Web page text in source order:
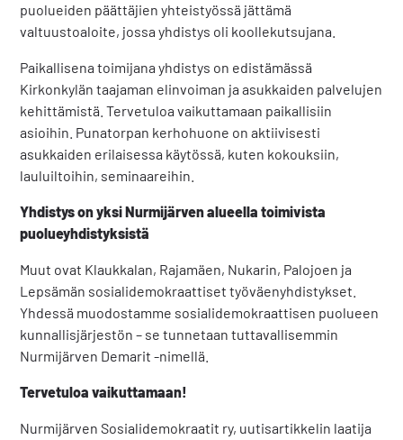
puolueiden päättäjien yhteistyössä jättämä
valtuustoaloite, jossa yhdistys oli koollekutsujana.
Paikallisena toimijana yhdistys on edistämässä
Kirkonkylän taajaman elinvoiman ja asukkaiden palvelujen
kehittämistä. Tervetuloa vaikuttamaan paikallisiin
asioihin. Punatorpan kerhohuone on aktiivisesti
asukkaiden erilaisessa käytössä, kuten kokouksiin,
lauluiltoihin, seminaareihin.
Yhdistys on yksi Nurmijärven alueella toimivista
puolueyhdistyksistä
Muut ovat Klaukkalan, Rajamäen, Nukarin, Palojoen ja
Lepsämän sosialidemokraattiset työväenyhdistykset.
Yhdessä muodostamme sosialidemokraattisen puolueen
kunnallisjärjestön – se tunnetaan tuttavallisemmin
Nurmijärven Demarit -nimellä.
Tervetuloa vaikuttamaan!
Nurmijärven Sosialidemokraatit ry, uutisartikkelin laatija